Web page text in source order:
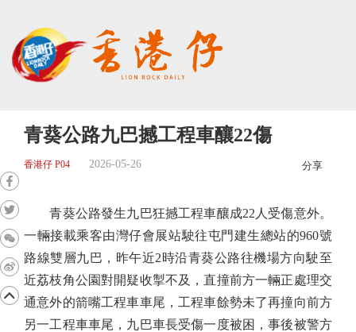
青葵公路九巴撼工程車釀22傷
香港仔 P04 2026-05-26 分享
青葵公路發生九巴狂撼工程車釀成22人受傷意外。
一輛接載乘客由灣仔會展站駛往屯門建生總站的960號
路線雙層九巴，昨午近2時沿青葵公路往機場方向駛至
近荔枝角公園對開疑收掣不及，直撞前方一輛正處理交
通意外的箭嘴工程車車尾，工程車餘勢未了再撞向前方
另一工程車車尾，九巴車長受傷一度被困，事後被警方